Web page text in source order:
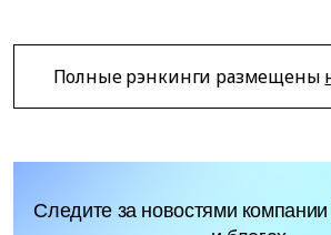
Полные рэнкинги размещены
Следите за новостями компании